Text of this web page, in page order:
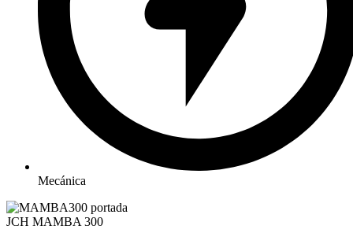
Mecánica
JCH MAMBA 300